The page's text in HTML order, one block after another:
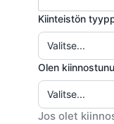
Kiinteistön
Olen
Jos olet